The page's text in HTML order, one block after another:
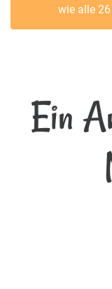
wie alle
Ein